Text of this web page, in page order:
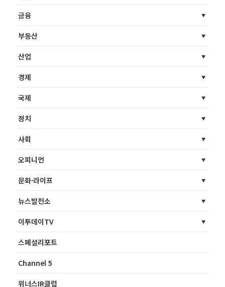
금융
부동산
산업
경제
국제
정치
사회
오피니언
문화·라이프
뉴스발전소
이투데이TV
스페셜리포트
Channel 5
위너스IR클럽